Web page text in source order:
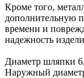
Кроме того,
дополнительную
времени и
надежность
Диаметр шляпки
Наружный